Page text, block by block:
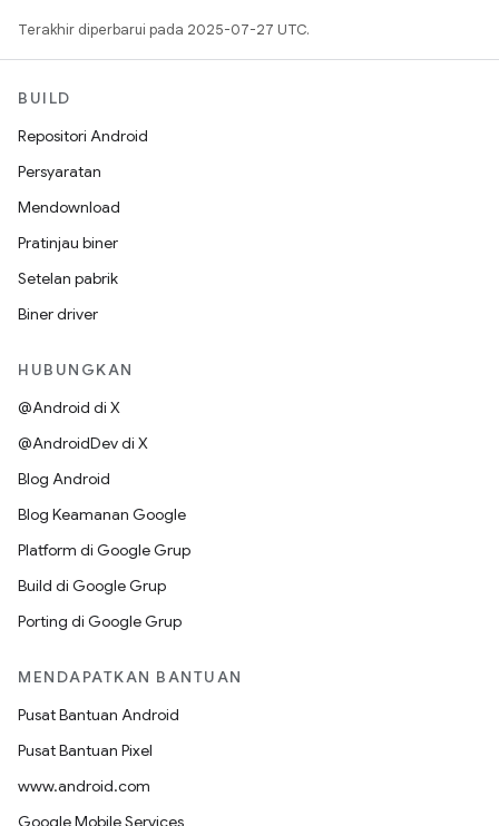
Terakhir diperbarui pada 2025-07-27 UTC.
BUILD
Repositori Android
Persyaratan
Mendownload
Pratinjau biner
Setelan pabrik
Biner driver
HUBUNGKAN
@Android di X
@AndroidDev di X
Blog Android
Blog Keamanan Google
Platform di Google Grup
Build di Google Grup
Porting di Google Grup
MENDAPATKAN BANTUAN
Pusat Bantuan Android
Pusat Bantuan Pixel
www.android.com
Google Mobile Services